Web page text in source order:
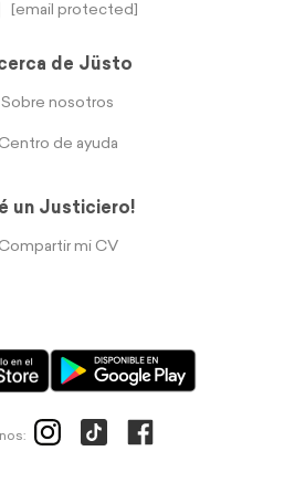
[email protected]
de Jüsto
Sobre nosotros
Centro de ayuda
un Justiciero!
Compartir mi CV